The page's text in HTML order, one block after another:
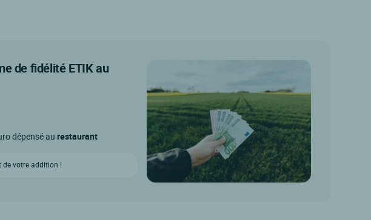
de fidélité ETIK au
dépensé au restaurant
votre addition !